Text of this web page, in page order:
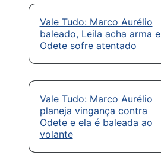
Vale Tudo: Marco Aurélio
baleado, Leila acha arma e
Odete sofre atentado
Vale Tudo: Marco Aurélio
planeja vingança contra
Odete e ela é baleada ao
volante